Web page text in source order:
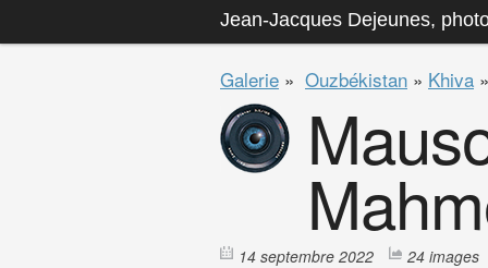
Jean-Jacques Dejeunes,
Galerie » Ouzbékistan » Khiva »
14 septembre 2022 24 images